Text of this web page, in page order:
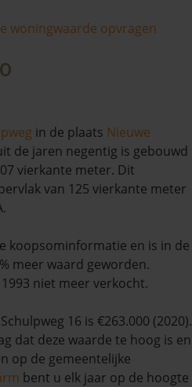
woningwaarde opvragen
in de plaats Nieuwe
de jaren negentig is gebouwd
vierkante meter. Dit
van 125 vierkante meter
koopsominformatie en is in de
meer waard geworden.
niet meer verkocht.
16 is €263.000 (2020).
dat deze waarde te hoog is en
op de gemeentelijke
bent u elk jaar op de hoogte